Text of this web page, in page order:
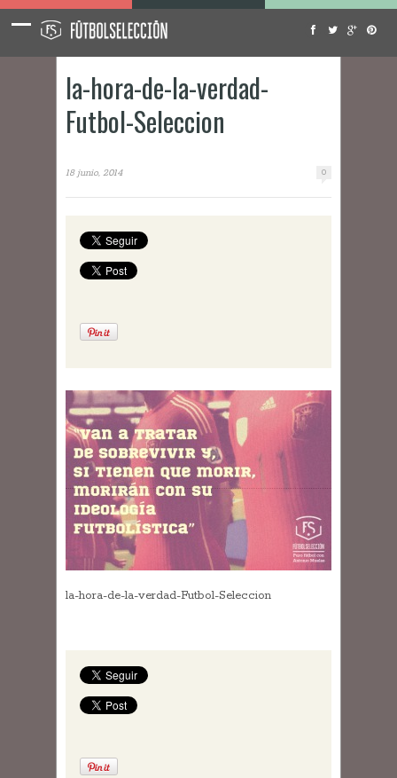
la-hora-de-la-verdad-
Futbol-Seleccion
18 junio, 2014 0
la-hora-de-la-verdad-Futbol-Seleccion